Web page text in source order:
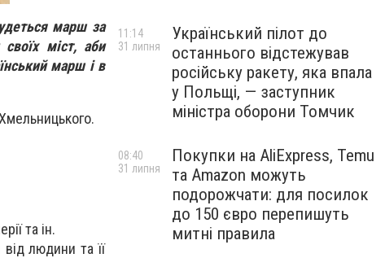
марш за
міст, аби
марш і в
та ін.
людини та її
Український пілот до
останнього відстежував
російську ракету, яка впала
у Польщі, — заступник
міністра оборони Томчик
11:14
31 липня
Покупки на AliExpress, Temu
та Amazon можуть
подорожчати: для посилок
до 150 євро перепишуть
митні правила
08:40
31 липня